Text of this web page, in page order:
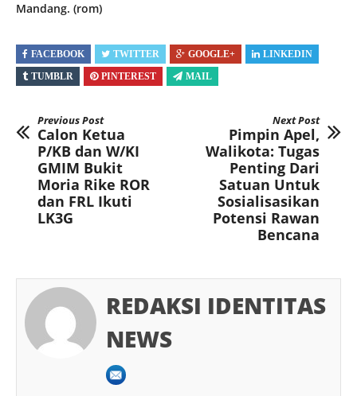
Mandang. (rom)
FACEBOOK TWITTER GOOGLE+
LINKEDIN
TUMBLR
PINTEREST MAIL
Previous Post
Calon Ketua
P/KB dan W/KI
GMIM Bukit
Moria Rike ROR
dan FRL Ikuti
LK3G
Next Post
Pimpin Apel,
Walikota: Tugas
Penting Dari
Satuan Untuk
Sosialisasikan
Potensi Rawan
Bencana
REDAKSI IDENTITAS
NEWS